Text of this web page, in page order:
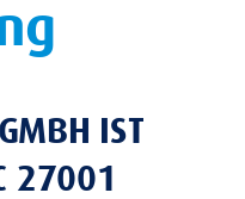
IST
27001